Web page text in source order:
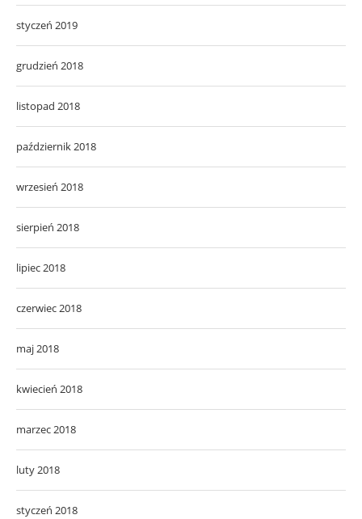
styczeń 2019
grudzień 2018
listopad 2018
październik 2018
wrzesień 2018
sierpień 2018
lipiec 2018
czerwiec 2018
maj 2018
kwiecień 2018
marzec 2018
luty 2018
styczeń 2018